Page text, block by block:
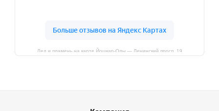
Лед и пламень на карте Йошкар‑Олы — Ленинский просп.,19